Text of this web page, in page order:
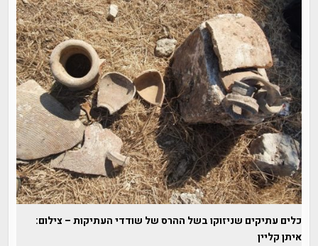
כלים עתיקים שניזוקו בשל ההרס של שודדי העתיקות – צילום:
איתן קליין